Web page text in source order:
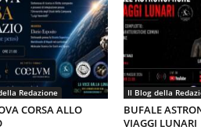
Redazione
CORSA ALLO
Il Blog della
BUFALE
VIAGGI LUNARI